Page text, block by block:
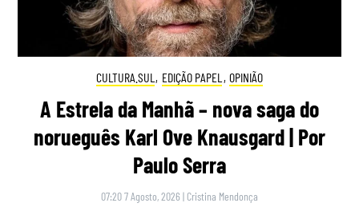
CULTURA.SUL , EDIÇÃO PAPEL , OPINIÃO
A Estrela da Manhã – nova saga do
norueguês Karl Ove Knausgard | Por
Paulo Serra
07:20 7 Agosto, 2026 | Cristina Mendonça